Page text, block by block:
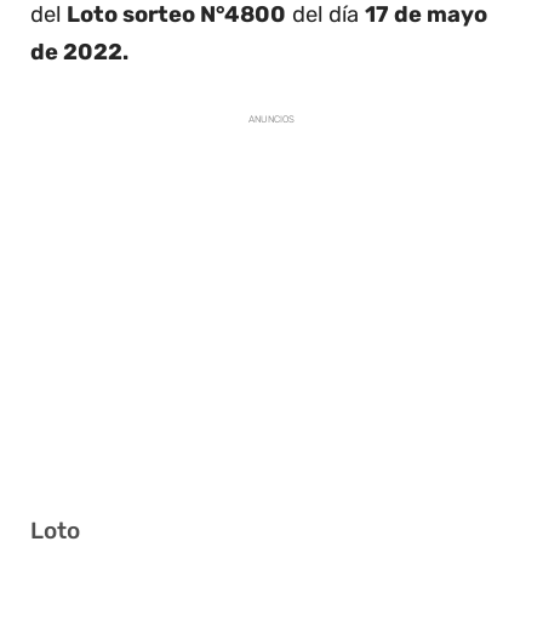
del Loto sorteo N°4800 del día 17 de mayo
de 2022.
ANUNCIOS
Loto